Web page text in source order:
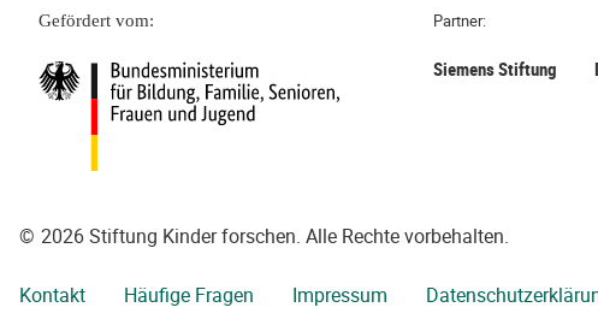
Gefördert vom: Partner:
Siemens Stiftung
© 2026 Stiftung Kinder forschen. Alle Rechte vorbehalten.
Kontakt Häufige Fragen Impressum